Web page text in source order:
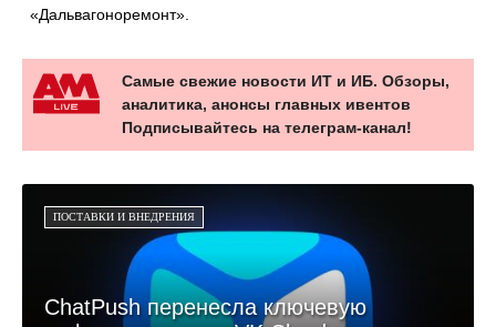
«Дальвагоноремонт».
Самые свежие новости ИТ и ИБ. Обзоры,
аналитика, анонсы главных ивентов
Подписывайтесь на телеграм-канал!
ПОСТАВКИ И ВНЕДРЕНИЯ
ChatPush перенесла ключевую